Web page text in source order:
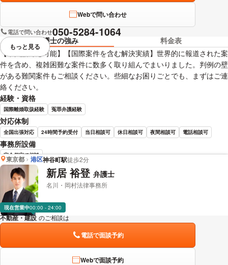
Webで問い合わせ
電話で問い合わせ050-5284-1064
弁護士の強み
料金表
【中国語対応可能】【国際案件を含む解決実績】世界的に報道された案
件を含め、複雑困難な案件に数多く取り組んでまいりました。判例の壁
がある難関案件もご相談ください。些細なお困りごとでも、まずはご連
絡ください。
経験・資格
国際離婚取扱経験 冤罪弁護経験
対応体制
全国出張対応 24時間予約受付 当日相談可 休日相談可 夜間相談可 電話相談可
事務所設備
完全個室で相談
松村 大介 弁護士の詳細情報を見る
視覚的に省略されている要素を
もっと見る
東京都 港区神谷町駅徒歩2分
新居 裕登 弁護士
名川・岡村法律事務所
現在営業中00:00 - 24:00
不動産・建設 のご相談は
電話で面談予約
Webで面談予約